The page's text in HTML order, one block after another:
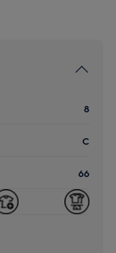
8
C
66